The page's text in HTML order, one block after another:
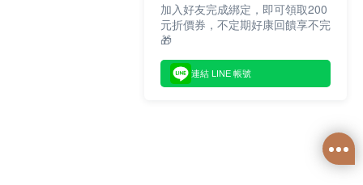
加入好友完成綁定，即可領取200
元折價券，不定期好康回饋享不完
🎁
連結 LINE 帳號